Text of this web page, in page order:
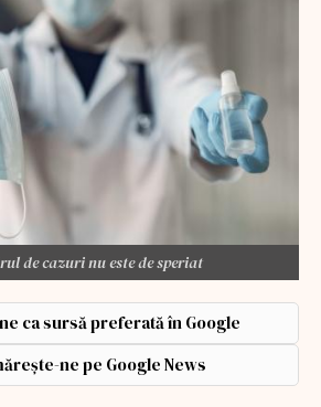
de cazuri nu este de speriat
ca sursă preferată în Google
ne pe Google News